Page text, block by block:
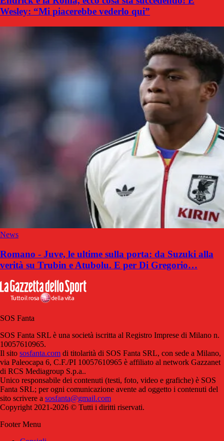
Wesley: “Mi piacerebbe vederlo qui”
News
Romano - Juve, le ultime sulla porta: da Suzuki alla
verità su Trubin e Atubolu. E per Di Gregorio…
SOS Fanta
SOS Fanta SRL è una società iscritta al Registro Imprese di Milano n.
10057610965.
Il sito sosfanta.com di titolarità di SOS Fanta SRL, con sede a Milano,
via Paleocapa 6, C.F./PI 10057610965 è affiliato al network Gazzanet
di RCS Mediagroup S.p.a..
Unico responsabile dei contenuti (testi, foto, video e grafiche) è SOS
Fanta SRL; per ogni comunicazione avente ad oggetto i contenuti del
sito scrivere a sosfanta@gmail.com
Copyright 2021-2026 © Tutti i diritti riservati.
Footer Menu